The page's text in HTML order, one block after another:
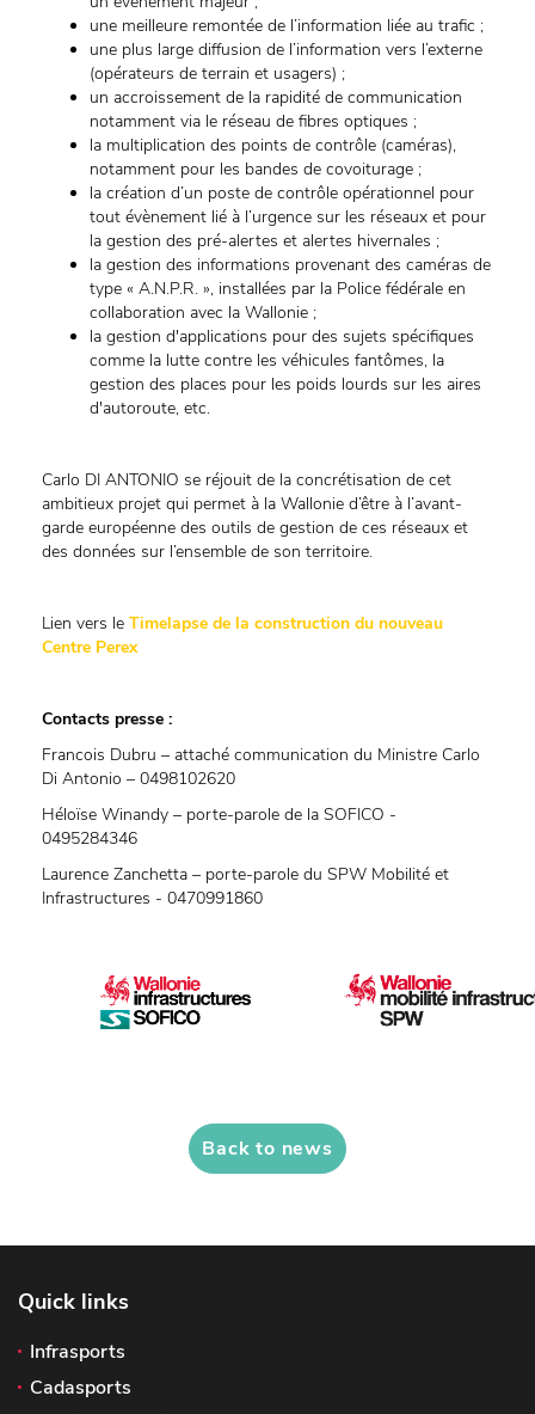
une meilleure remontée de l’information liée au trafic ;
une plus large diffusion de l’information vers l’externe
(opérateurs de terrain et usagers) ;
un accroissement de la rapidité de communication
notamment via le réseau de fibres optiques ;
la multiplication des points de contrôle (caméras),
notamment pour les bandes de covoiturage ;
la création d’un poste de contrôle opérationnel pour
tout évènement lié à l’urgence sur les réseaux et pour
la gestion des pré-alertes et alertes hivernales ;
la gestion des informations provenant des caméras de
type « A.N.P.R. », installées par la Police fédérale en
collaboration avec la Wallonie ;
la gestion d'applications pour des sujets spécifiques
comme la lutte contre les véhicules fantômes, la
gestion des places pour les poids lourds sur les aires
d'autoroute, etc.
Carlo DI ANTONIO se réjouit de la concrétisation de cet
ambitieux projet qui permet à la Wallonie d’être à l’avant-
garde européenne des outils de gestion de ces réseaux et
des données sur l’ensemble de son territoire.
Lien vers le Timelapse de la construction du nouveau
Centre Perex
Contacts presse :
Francois Dubru – attaché communication du Ministre Carlo
Di Antonio – 0498102620
Héloïse Winandy – porte-parole de la SOFICO -
0495284346
Laurence Zanchetta – porte-parole du SPW Mobilité et
Infrastructures - 0470991860
Back to news
Quick links
Infrasports
Cadasports